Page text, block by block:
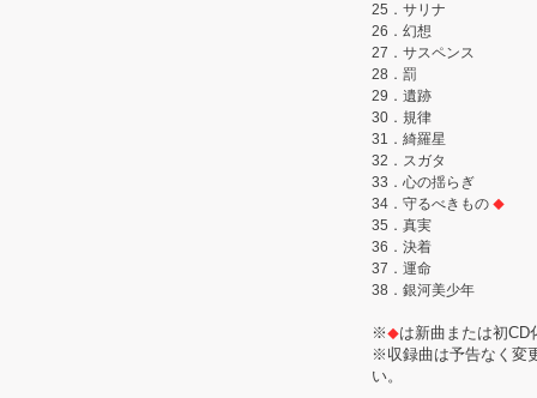
25．サリナ
26．幻想
27．サスペンス
28．罰
29．遺跡
30．規律
31．綺羅星
32．スガタ
33．心の揺らぎ
34．守るべきもの ◆
35．真実
36．決着
37．運命
38．銀河美少年
※◆は新曲または初CD
※収録曲は予告なく変
い。